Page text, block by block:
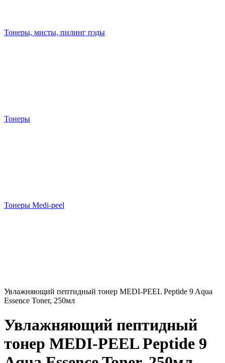
Тонеры, мисты, пилинг пэды
Тонеры
Тонеры Medi-peel
Увлажняющий пептидный тонер MEDI-PEEL Peptide 9 Aqua
Essence Toner, 250мл
Увлажняющий пептидный
тонер MEDI-PEEL Peptide 9